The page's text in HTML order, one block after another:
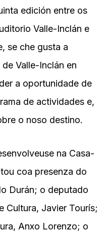
edición entre os
Valle-Inclán e
se che gusta a
Valle-Inclán en
a oportunidade de
de actividades e,
o noso destino.
na Casa-
coa presenza do
Durán; o deputado
Cultura, Javier Tourís;
Anxo Lorenzo; o